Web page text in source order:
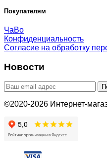
Покупателям
ЧаВо
Конфиденциальность
Согласие на обработку
Новости
©2020-2026 Интернет-